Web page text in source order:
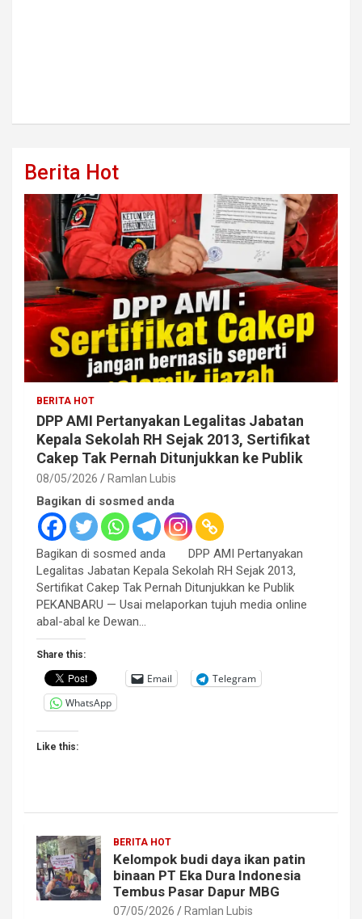
Berita Hot
BERITA HOT
DPP AMI Pertanyakan Legalitas Jabatan
Kepala Sekolah RH Sejak 2013, Sertifikat
Cakep Tak Pernah Ditunjukkan ke Publik
08/05/2026 Ramlan Lubis
Bagikan di sosmed anda
Bagikan di sosmed anda DPP AMI Pertanyakan
Legalitas Jabatan Kepala Sekolah RH Sejak 2013,
Sertifikat Cakep Tak Pernah Ditunjukkan ke Publik
PEKANBARU — Usai melaporkan tujuh media online
abal-abal ke Dewan…
Share this:
Email
Telegram
WhatsApp
Like this:
BERITA HOT
Kelompok budi daya ikan patin
binaan PT Eka Dura Indonesia
Tembus Pasar Dapur MBG
07/05/2026 Ramlan Lubis